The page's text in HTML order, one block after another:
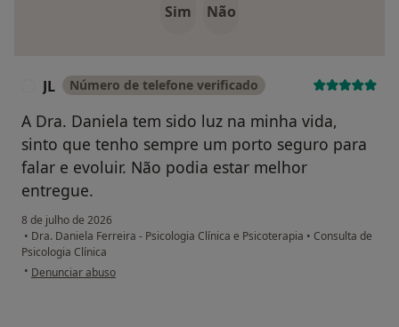
Sim Não
JL Número de telefone verificado
A Dra. Daniela tem sido luz na minha vida,
sinto que tenho sempre um porto seguro para
falar e evoluir. Não podia estar melhor
entregue.
8 de julho de 2026
• Dra. Daniela Ferreira - Psicologia Clínica e Psicoterapia • Consulta de
Psicologia Clínica
• na opinião do utilizador JL
Denunciar abuso